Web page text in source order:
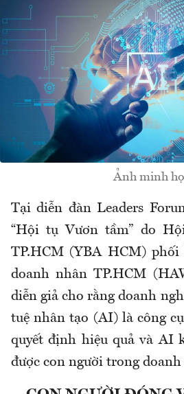
Ảnh minh
Tại diễn đàn Leaders
“Hội tụ Vươn tầm” do
TP.HCM (YBA HCM)
doanh nhân TP.HCM
diễn giả cho rằng doanh
tuệ nhân tạo (AI) là công
quyết định hiệu quả và AI
được con người trong doanh